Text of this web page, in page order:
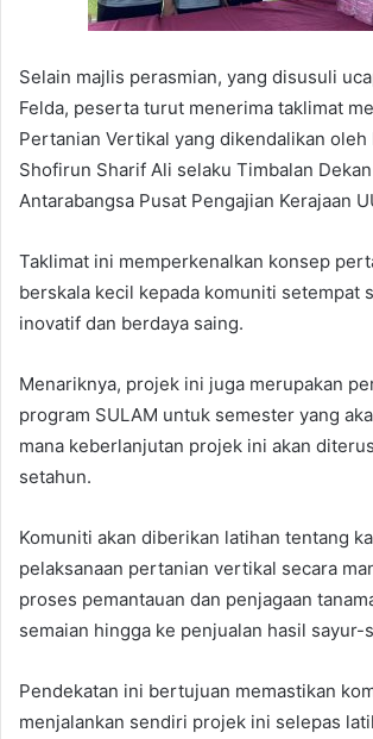
Selain majlis perasmian, yang disusuli
Felda, peserta turut menerima taklimat
Pertanian Vertikal yang dikendalikan oleh
Shofirun Sharif Ali selaku Timbalan
Antarabangsa Pusat Pengajian Kerajaan
Taklimat ini memperkenalkan konsep
berskala kecil kepada komuniti setempat
inovatif dan berdaya saing.
Menariknya, projek ini juga merupakan
program SULAM untuk semester yang
mana keberlanjutan projek ini akan
setahun.
Komuniti akan diberikan latihan tentang
pelaksanaan pertanian vertikal secara
proses pemantauan dan penjagaan
semaian hingga ke penjualan hasil sayur-
Pendekatan ini bertujuan memastikan
menjalankan sendiri projek ini selepas